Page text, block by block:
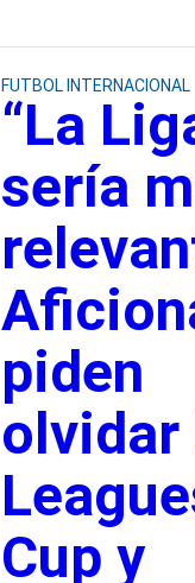
FUTBOL INTERNACIONAL
“La
sería
piden
olvidar
Cup y